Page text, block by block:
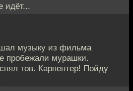
идёт...
музыку из фильма
пробежали мурашки.
тов. Карпентер! Пойду